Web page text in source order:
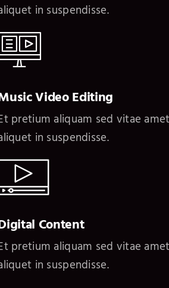
in suspendisse.
Video Editing
pretium aliquam sed vitae
in suspendisse.
Content
pretium aliquam sed vitae
in suspendisse.